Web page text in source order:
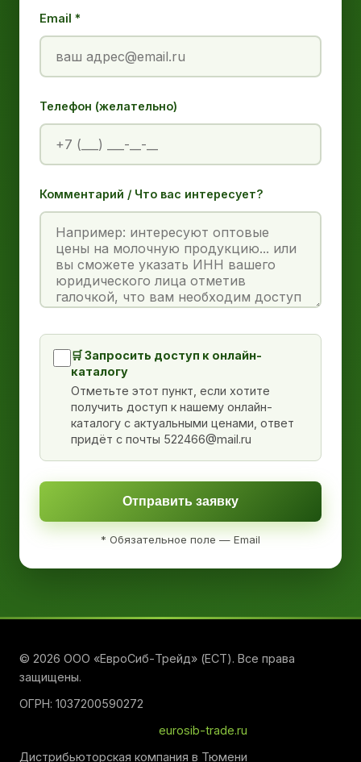
Email *
Телефон (желательно)
Комментарий / Что вас интересует?
🛒 Запросить доступ к онлайн-
каталогу
Отметьте этот пункт, если хотите
получить доступ к нашему онлайн-
каталогу с актуальными ценами, ответ
придёт с почты 522466@mail.ru
Отправить заявку
* Обязательное поле — Email
© 2026 ООО «ЕвроСиб-Трейд» (ЕСТ). Все права
защищены.
ОГРН: 1037200590272
eurosib-trade.ru
Дистрибьюторская компания в Тюмени